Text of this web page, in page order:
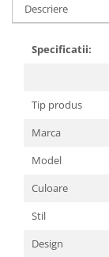
Descriere
Specificatii:
Tip produs
Marca
Model
Culoare
Stil
Design